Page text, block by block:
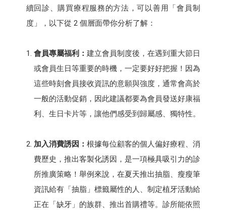
續回診、購買療程服務的方法，可以善用「會員制
度」，以下從 2 個層面帶你分析了解：
會員專屬福利： 建立會員制度後，在遇到重大節日
或會員生日等重要的時機，一定要好好把握！因為
這些時刻會員接收資訊的意願與強度，通常會高於
一般的活動促銷，因此建議都要為會員發送好康福
利、生日卡片等，讓他們感受到歸屬感、獨特性。
加入消費誘因： 根據每位顧客的個人偏好療程、消
費歷史，推出客製化誘因，是一項極具吸引力的診
所推廣策略！舉例來說，在夏天推出抽脂、瘦瘦筆
資訊給有「抽脂」標籤屬性的人、制定植牙活動給
正在「缺牙」的族群、推出首購禮等。診所能依照